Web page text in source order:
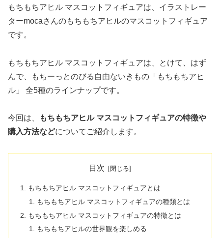
もちもちアヒル マスコットフィギュアは、イラストレー
ターmocaさんのもちもちアヒルのマスコットフィギュア
です。
もちもちアヒル マスコットフィギュアは、とけて、はず
んで、もちーっとのびる自由ないきもの「もちもちアヒ
ル」 全5種のラインナップです。
今回は、
もちもちアヒル マスコットフィギュアの特徴や
購入方法などについてご紹介します。
目次
もちもちアヒル マスコットフィギュアとは
もちもちアヒル マスコットフィギュアの種類とは
もちもちアヒル マスコットフィギュアの特徴とは
もちもちアヒルの世界観を楽しめる